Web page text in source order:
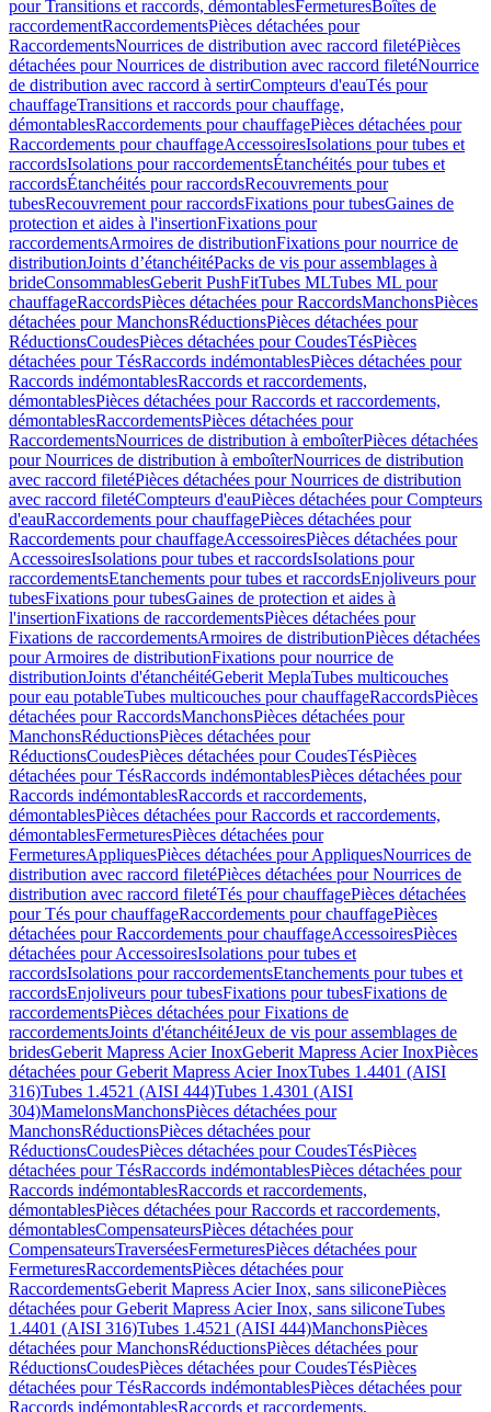
pour Transitions et raccords, démontablesFermeturesBoîtes de
raccordementRaccordementsPièces détachées pour
RaccordementsNourrices de distribution avec raccord filetéPièces
détachées pour Nourrices de distribution avec raccord filetéNourrice
de distribution avec raccord à sertirCompteurs d'eauTés pour
chauffageTransitions et raccords pour chauffage,
démontablesRaccordements pour chauffagePièces détachées pour
Raccordements pour chauffageAccessoiresIsolations pour tubes et
raccordsIsolations pour raccordementsÉtanchéités pour tubes et
raccordsÉtanchéités pour raccordsRecouvrements pour
tubesRecouvrement pour raccordsFixations pour tubesGaines de
protection et aides à l'insertionFixations pour
raccordementsArmoires de distributionFixations pour nourrice de
distributionJoints d’étanchéitéPacks de vis pour assemblages à
brideConsommablesGeberit PushFitTubes MLTubes ML pour
chauffageRaccordsPièces détachées pour RaccordsManchonsPièces
détachées pour ManchonsRéductionsPièces détachées pour
RéductionsCoudesPièces détachées pour CoudesTésPièces
détachées pour TésRaccords indémontablesPièces détachées pour
Raccords indémontablesRaccords et raccordements,
démontablesPièces détachées pour Raccords et raccordements,
démontablesRaccordementsPièces détachées pour
RaccordementsNourrices de distribution à emboîterPièces détachées
pour Nourrices de distribution à emboîterNourrices de distribution
avec raccord filetéPièces détachées pour Nourrices de distribution
avec raccord filetéCompteurs d'eauPièces détachées pour Compteurs
d'eauRaccordements pour chauffagePièces détachées pour
Raccordements pour chauffageAccessoiresPièces détachées pour
AccessoiresIsolations pour tubes et raccordsIsolations pour
raccordementsEtanchements pour tubes et raccordsEnjoliveurs pour
tubesFixations pour tubesGaines de protection et aides à
l'insertionFixations de raccordementsPièces détachées pour
Fixations de raccordementsArmoires de distributionPièces détachées
pour Armoires de distributionFixations pour nourrice de
distributionJoints d'étanchéitéGeberit MeplaTubes multicouches
pour eau potableTubes multicouches pour chauffageRaccordsPièces
détachées pour RaccordsManchonsPièces détachées pour
ManchonsRéductionsPièces détachées pour
RéductionsCoudesPièces détachées pour CoudesTésPièces
détachées pour TésRaccords indémontablesPièces détachées pour
Raccords indémontablesRaccords et raccordements,
démontablesPièces détachées pour Raccords et raccordements,
démontablesFermeturesPièces détachées pour
FermeturesAppliquesPièces détachées pour AppliquesNourrices de
distribution avec raccord filetéPièces détachées pour Nourrices de
distribution avec raccord filetéTés pour chauffagePièces détachées
pour Tés pour chauffageRaccordements pour chauffagePièces
détachées pour Raccordements pour chauffageAccessoiresPièces
détachées pour AccessoiresIsolations pour tubes et
raccordsIsolations pour raccordementsEtanchements pour tubes et
raccordsEnjoliveurs pour tubesFixations pour tubesFixations de
raccordementsPièces détachées pour Fixations de
raccordementsJoints d'étanchéitéJeux de vis pour assemblages de
bridesGeberit Mapress Acier InoxGeberit Mapress Acier InoxPièces
détachées pour Geberit Mapress Acier InoxTubes 1.4401 (AISI
316)Tubes 1.4521 (AISI 444)Tubes 1.4301 (AISI
304)MamelonsManchonsPièces détachées pour
ManchonsRéductionsPièces détachées pour
RéductionsCoudesPièces détachées pour CoudesTésPièces
détachées pour TésRaccords indémontablesPièces détachées pour
Raccords indémontablesRaccords et raccordements,
démontablesPièces détachées pour Raccords et raccordements,
démontablesCompensateursPièces détachées pour
CompensateursTraverséesFermeturesPièces détachées pour
FermeturesRaccordementsPièces détachées pour
RaccordementsGeberit Mapress Acier Inox, sans siliconePièces
détachées pour Geberit Mapress Acier Inox, sans siliconeTubes
1.4401 (AISI 316)Tubes 1.4521 (AISI 444)ManchonsPièces
détachées pour ManchonsRéductionsPièces détachées pour
RéductionsCoudesPièces détachées pour CoudesTésPièces
détachées pour TésRaccords indémontablesPièces détachées pour
Raccords indémontablesRaccords et raccordements,